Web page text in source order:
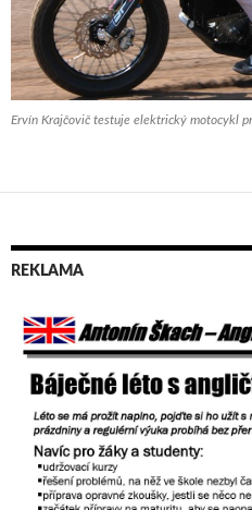
Ervín Krajčovič testuje elektrický motocykl
REKLAMA